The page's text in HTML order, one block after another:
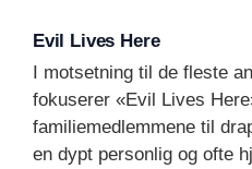
Evil Lives Here
I motsetning til de fleste
fokuserer «Evil Lives
familiemedlemmene til
en dypt personlig og ofte